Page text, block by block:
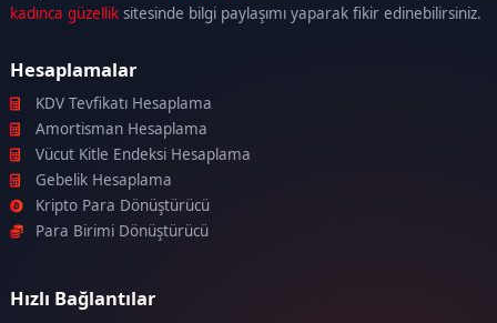
kadınca güzellik sitesinde bilgi paylaşımı yaparak fikir edinebilirsiniz.
Hesaplamalar
KDV Tevfikatı Hesaplama
Amortisman Hesaplama
Vücut Kitle Endeksi Hesaplama
Gebelik Hesaplama
Kripto Para Dönüştürücü
Para Birimi Dönüştürücü
Hızlı Bağlantılar